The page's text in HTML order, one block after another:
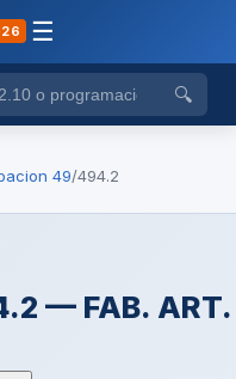
☰
🔍
49/494.2
— FAB. ART.